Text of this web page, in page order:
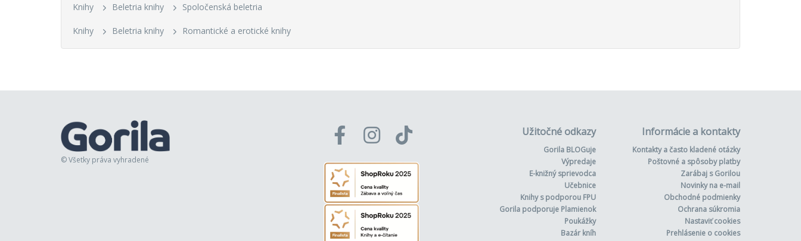
Knihy Beletria knihy Spoločenská beletria
Knihy Beletria knihy Romantické a erotické knihy
© Všetky práva vyhradené
Užitočné odkazy
Gorila BLOGuje
Výpredaje
E-knižný sprievodca
Učebnice
Knihy s podporou FPU
Gorila podporuje Plamienok
Poukážky
Bazár kníh
Informácie a kontakty
Kontakty a často kladené otázky
Poštovné a spôsoby platby
Zarábaj s Gorilou
Novinky na e-mail
Obchodné podmienky
Ochrana súkromia
Nastaviť cookies
Prehlásenie o cookies